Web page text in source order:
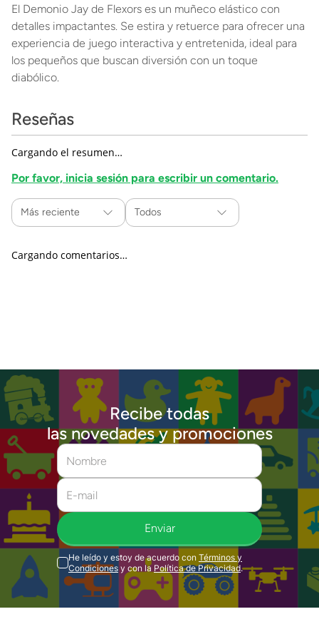
El Demonio Jay de Flexors es un muñeco elástico con
detalles impactantes. Se estira y retuerce para ofrecer una
experiencia de juego interactiva y entretenida, ideal para
los pequeños que buscan diversión con un toque
diabólico.
Reseñas
Cargando el resumen…
Por favor, inicia sesión para escribir un comentario.
Más reciente Todos
Cargando comentarios…
Recibe todas
las novedades y promociones
Enviar
He leído y estoy de acuerdo con Términos y
Condiciones y con la Política de Privacidad.